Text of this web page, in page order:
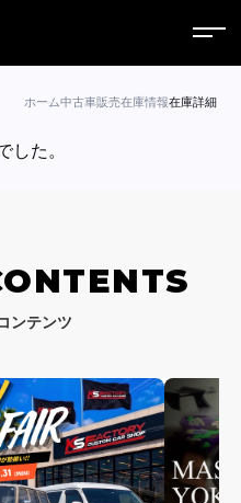
ホーム中古車販売在庫情報在庫詳細
した。
ンテンツ